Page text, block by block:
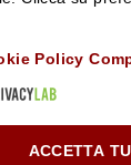
primo
Policy
ACCETTA